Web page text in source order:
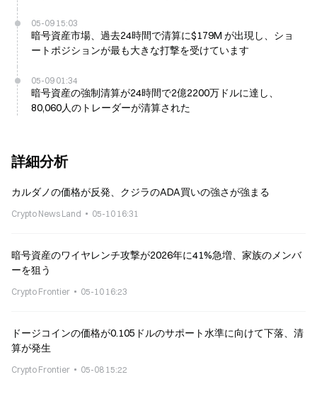
05-09 15:03
暗号資産市場、過去24時間で清算に$179M が出現し、ショ
ートポジションが最も大きな打撃を受けています
05-09 01:34
暗号資産の強制清算が24時間で2億2200万ドルに達し、
80,060人のトレーダーが清算された
詳細分析
カルダノの価格が反発、クジラのADA買いの強さが強まる
Crypto News Land 05-10 16:31
暗号資産のワイヤレンチ攻撃が2026年に41%急増、家族のメンバ
ーを狙う
Crypto Frontier 05-10 16:23
ドージコインの価格が0.105ドルのサポート水準に向けて下落、清
算が発生
Crypto Frontier 05-08 15:22